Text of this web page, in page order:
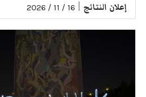
إعلان النتائج 16 / 11 / 2026